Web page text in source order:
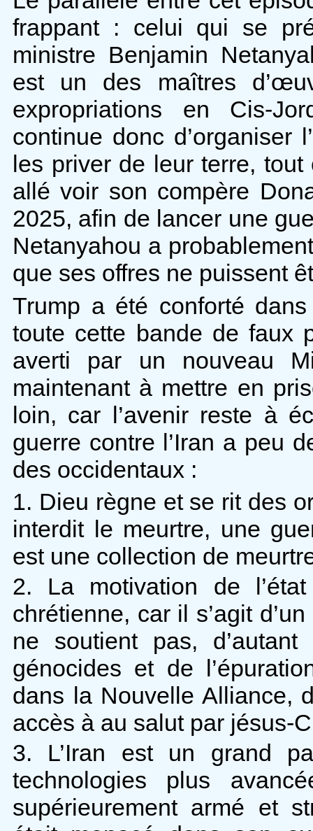
frappant : celui qui se
ministre Benjamin
est un des maîtres
expropriations en Cis-
continue donc d’organiser
les priver de leur terre,
allé voir son compère
2025, afin de lancer une
Netanyahou a
que ses offres ne puissent
Trump a été conforté
toute cette bande de faux
averti par un nouveau
maintenant à mettre en
loin, car l’avenir reste à
guerre contre l’Iran a peu
des occidentaux :
1. Dieu règne et se rit des
interdit le meurtre, une
est une collection de
2. La motivation de
chrétienne, car il s’agit
ne soutient pas,
génocides et de
dans la Nouvelle Alliance,
accès à au salut par jésus-
3. L’Iran est un grand
technologies plus
supérieurement armé et